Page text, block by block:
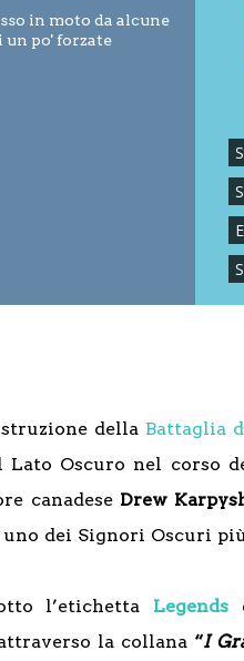
in moto da alcune
un po' forzate
della Battaglia
Oscuro nel corso
canadese Drew
dei Signori Oscuri
l’etichetta Legends
la collana “I